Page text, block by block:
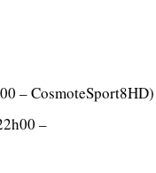
– CosmoteSport8HD)
–